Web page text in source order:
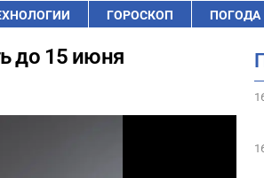
ГОРОСКОП ПОГОДА
до 15 июня